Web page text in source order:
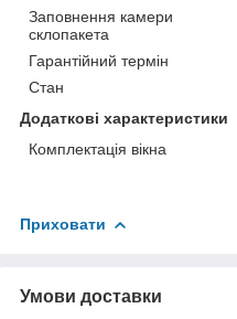
Заповнення камери
склопакета
Гарантійний термін
Стан
Додаткові характеристики
Комплектація вікна
Приховати
Умови доставки